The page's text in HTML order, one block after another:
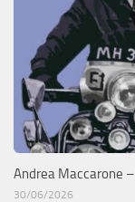
Andrea Maccarone
30/06/2026